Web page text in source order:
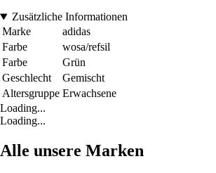
Zusätzliche Informationen
Marke
adidas
Farbe
wosa/refsil
Farbe
Grün
Geschlecht
Gemischt
Altersgruppe Erwachsene
Loading...
Loading...
Alle unsere Marken